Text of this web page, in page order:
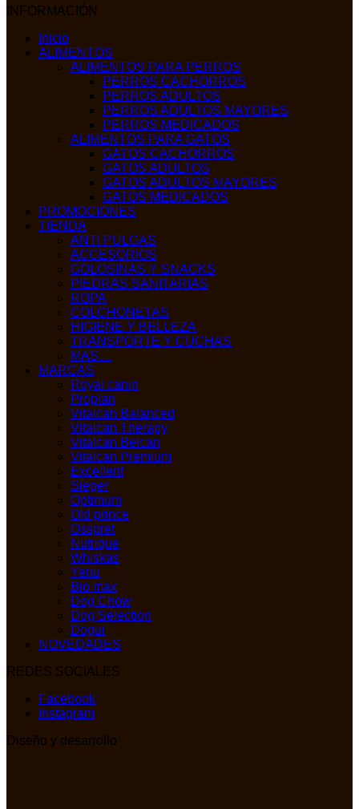
INFORMACIÓN
Inicio
ALIMENTOS
ALIMENTOS PARA PERROS
PERROS CACHORROS
PERROS ADULTOS
PERROS ADULTOS MAYORES
PERROS MEDICADOS
ALIMENTOS PARA GATOS
GATOS CACHORROS
GATOS ADULTOS
GATOS ADULTOS MAYORES
GATOS MEDICADOS
PROMOCIONES
TIENDA
ANTI PULGAS
ACCESORIOS
GOLOSINAS Y SNACKS
PIEDRAS SANITARIAS
ROPA
COLCHONETAS
HIGIENE Y BELLEZA
TRANSPORTE Y CUCHAS
MAS…
MARCAS
Royal canin
Proplan
Vitalcan Balanced
Vitalcan Therapy
Vitalcan Belcan
Vitalcan Premium
Excellent
Sieger
Optimum
Old prince
Osspret
Nutrique
Whiskas
Yenu
Bio max
Dog Chow
Dog Selection
Dogui
NOVEDADES
REDES SOCIALES
Facebook
Instagram
Diseño y desarrollo